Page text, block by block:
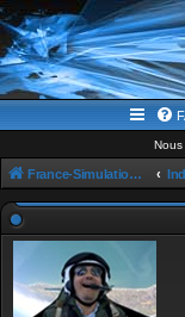
France-Simulation / Simulation-france-magazine.com